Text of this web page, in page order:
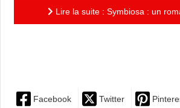
Lire la suite : Symbiosa : un
Facebook Twitter